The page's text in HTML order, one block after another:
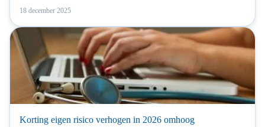
18 december 2025
Korting eigen risico verhogen in 2026 omhoog